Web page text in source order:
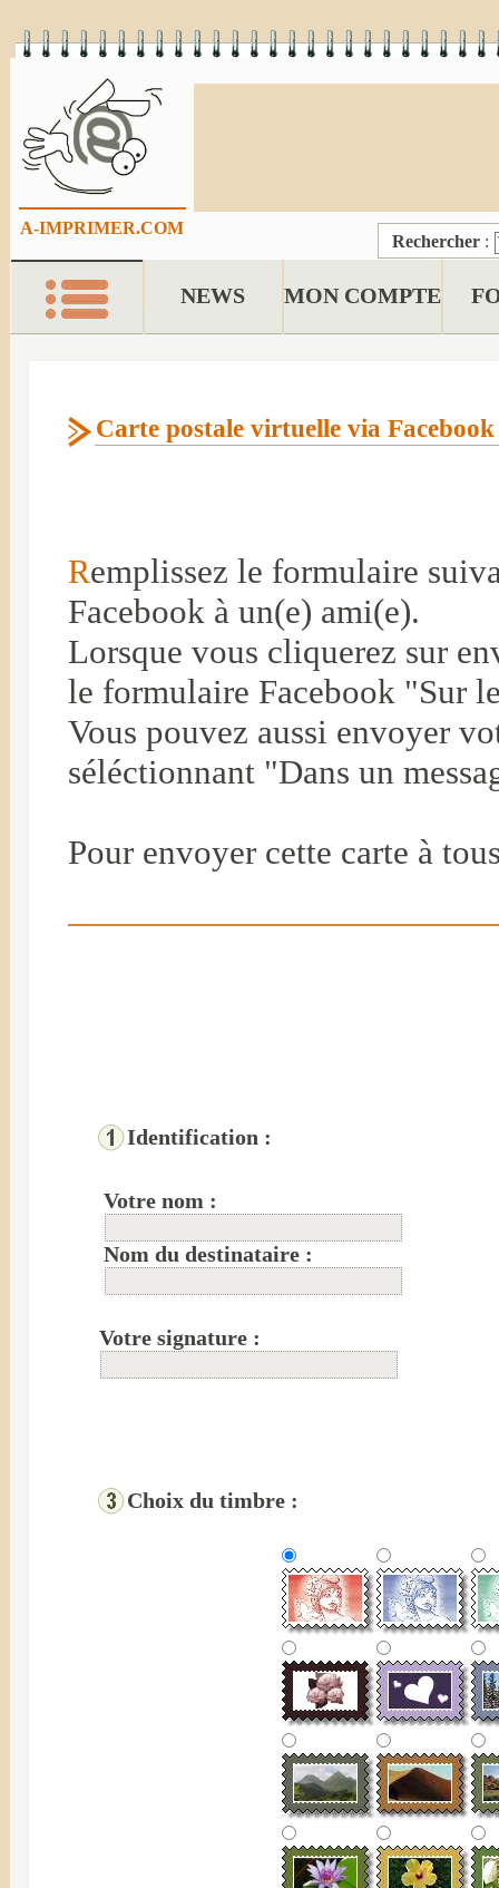
A-IMPRIMER.COM
Rechercher :
NEWS MON COMPTE
Carte postale virtuelle via Facebook
Remplissez le formulaire
Facebook à un(e) ami(e).
Lorsque vous cliquerez sur
le formulaire Facebook "Sur
Vous pouvez aussi envoyer
séléctionnant "Dans un
Pour envoyer cette carte à
Identification :
Votre nom :
Nom du destinataire :
Votre signature :
Choix du timbre :